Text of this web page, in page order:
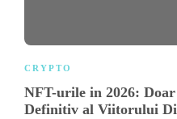
CRYPTO
NFT-urile in 2026:
Definitiv al Viitorului